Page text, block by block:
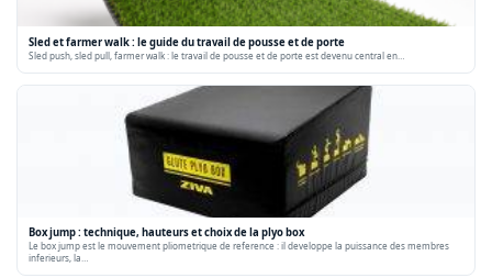
Sled et farmer walk : le guide du travail de pousse et de porte
Sled push, sled pull, farmer walk : le travail de pousse et de porte est devenu central en…
Box jump : technique, hauteurs et choix de la plyo box
Le box jump est le mouvement pliometrique de reference : il developpe la puissance des membres
inferieurs, la…